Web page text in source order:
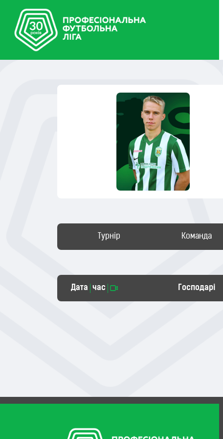
Турнір Команда
Дата час Господарі